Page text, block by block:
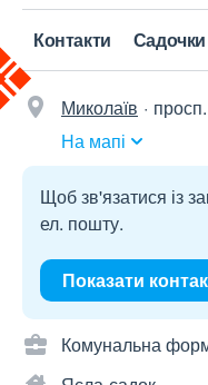
Контакти
Миколаїв
На мапі
Щоб зв'язатися із
ел. пошту.
Показати
Комунальна